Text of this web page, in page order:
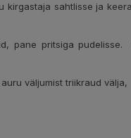
sahtlisse ja
pane pritsiga pudelisse.
väljumist triikraud